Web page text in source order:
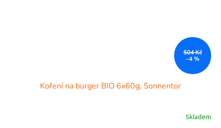
504 Kč
–4 %
Koření na burger BIO 6x60g, Sonnentor
Skladem